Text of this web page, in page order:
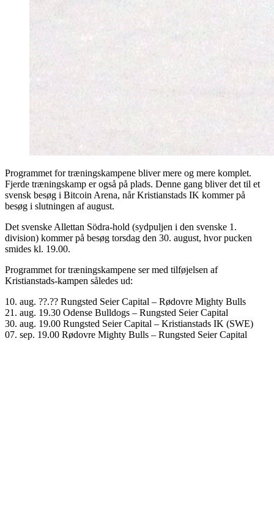
Programmet for træningskampene bliver mere og mere komplet.
Fjerde træningskamp er også på plads. Denne gang bliver det til et
svensk besøg i Bitcoin Arena, når Kristianstads IK kommer på
besøg i slutningen af august.
Det svenske Allettan Södra-hold (sydpuljen i den svenske 1.
division) kommer på besøg torsdag den 30. august, hvor pucken
smides kl. 19.00.
Programmet for træningskampene ser med tilføjelsen af
Kristianstads-kampen således ud:
10. aug. ??.?? Rungsted Seier Capital – Rødovre Mighty Bulls
21. aug. 19.30 Odense Bulldogs – Rungsted Seier Capital
30. aug. 19.00 Rungsted Seier Capital – Kristianstads IK (SWE)
07. sep. 19.00 Rødovre Mighty Bulls – Rungsted Seier Capital